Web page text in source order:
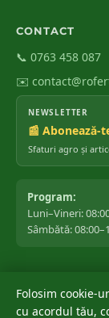
CONTACT
📞 0763 458 087
✉️
NEWSLETTER
📰
Sfaturi agro și
Program:
Luni–Vineri:
Sâmbătă:
2026
Folosim cookie-
cu acordul tău,